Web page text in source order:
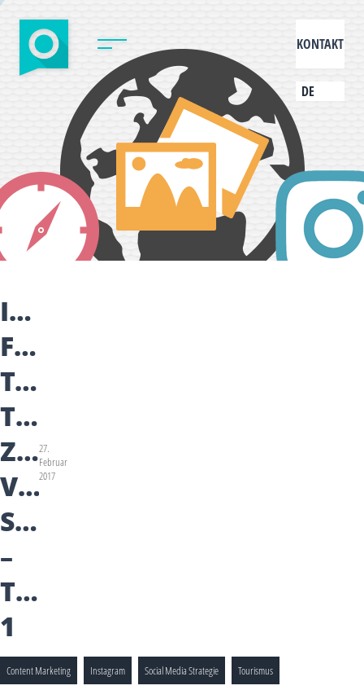
KONTAKT
DE
INSTAGRAM
FÜR
TOURISMUS:
TIPPS
ZUM
VISUAL
STORYTELLING
–
TEIL
1
27.
Februar
2017
Content Marketing Instagram Social Media Strategie Tourismus